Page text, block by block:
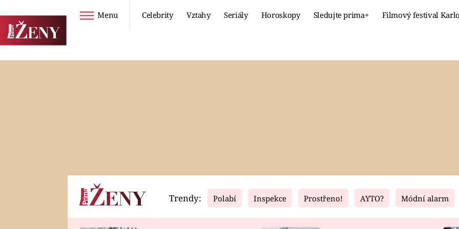
Menu Celebrity Vztahy Seriály Horoskopy Sledujte prima+ Filmový festival
Horoskopy Video Fresh Living
Trendy: Polabí Inspekce Prostřeno! AYTO? Módní alarm